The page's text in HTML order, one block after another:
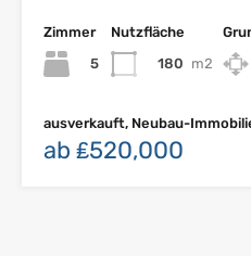
Zimmer
5
Nutzfläche
180 m2
ausverkauft, Neubau-
ab ₤520,000